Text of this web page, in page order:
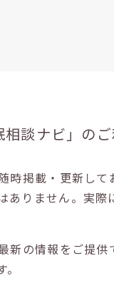
相談ナビ」の
時掲載・更新し
ありません。実
新の情報をご提